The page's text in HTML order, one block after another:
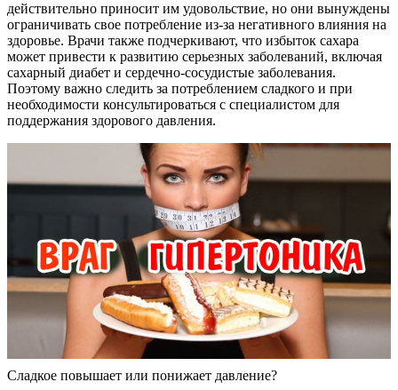
действительно приносит им удовольствие, но они вынуждены
ограничивать свое потребление из-за негативного влияния на
здоровье. Врачи также подчеркивают, что избыток сахара
может привести к развитию серьезных заболеваний, включая
сахарный диабет и сердечно-сосудистые заболевания.
Поэтому важно следить за потреблением сладкого и при
необходимости консультироваться с специалистом для
поддержания здорового давления.
Сладкое повышает или понижает давление?